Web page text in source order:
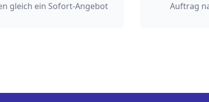
gleich ein Sofort-Angebot
Auftrag